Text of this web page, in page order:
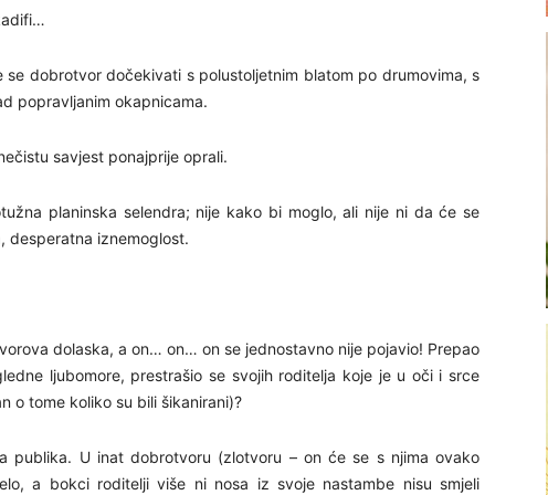
se dobrotvor dočekivati s polustoljetnim blatom po drumovima, s
popravljanim okapnicama.
savjest ponajprije oprali.
planinska selendra; nije kako bi moglo, ali nije ni da će se
desperatna iznemoglost.
dolaska, a on… on… on se jednostavno nije pojavio! Prepao
ljubomore, prestrašio se svojih roditelja koje je u oči i srce
o tome koliko su bili šikanirani)?
publika. U inat dobrotvoru (zlotvoru – on će se s njima ovako
a bokci roditelji više ni nosa iz svoje nastambe nisu smjeli